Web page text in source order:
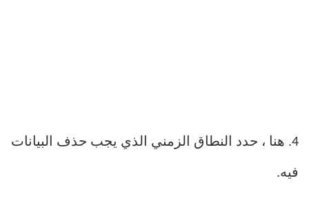
4. هنا ، حدد النطاق الزمني الذي يجب حذف البيانات
فيه.